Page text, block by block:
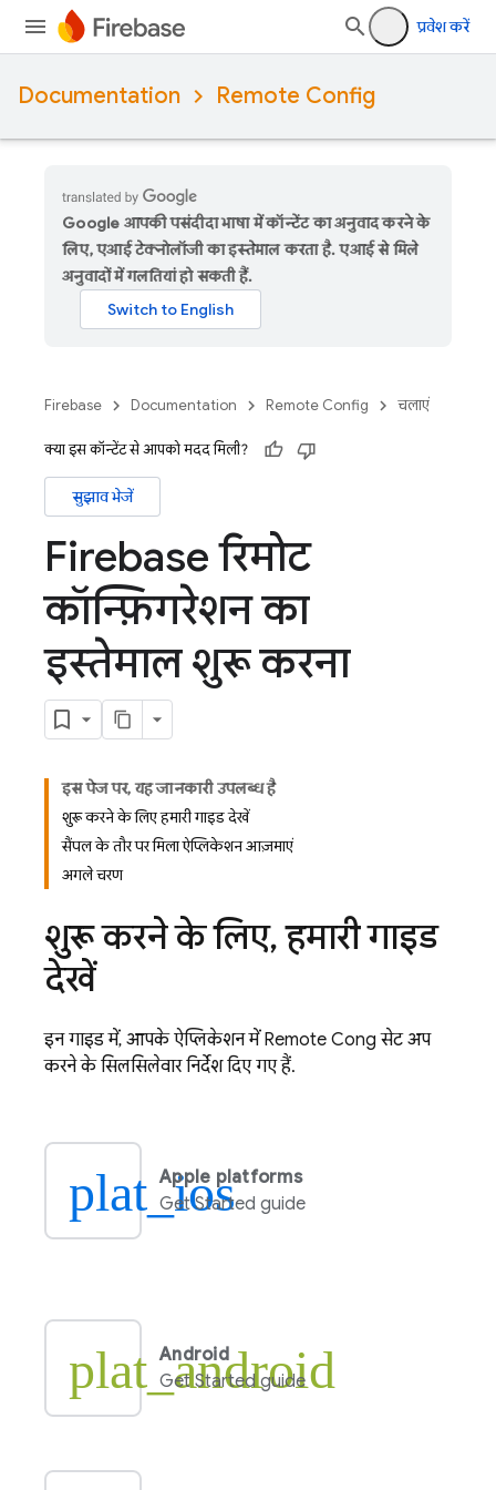
प्रवेश करें
Documentation Remote Config
Google आपकी पसंदीदा भाषा में कॉन्टेंट का अनुवाद करने के
लिए, एआई टेक्नोलॉजी का इस्तेमाल करता है. एआई से मिले
अनुवादों में गलतियां हो सकती हैं.
Firebase Documentation Remote Config चलाएं
क्या इस कॉन्टेंट से आपको मदद मिली?
सुझाव भेजें
Firebase रिमोट
कॉन्फ़िगरेशन का
इस्तेमाल शुरू करना
इस पेज पर, यह जानकारी उपलब्ध है
शुरू करने के लिए, हमारी गाइड देखें
सैंपल के तौर पर मिला ऐप्लिकेशन आज़माएं
अगले चरण
शुरू करने के लिए,हमारी गाइड
देखें
इन गाइड में, आपके ऐप्लिकेशन में Remote Config सेट अप
करने के सिलसिलेवार निर्देश दिए गए हैं.
plat_ios
Apple platforms
Get Started guide
plat_android
Android
Get Started guide